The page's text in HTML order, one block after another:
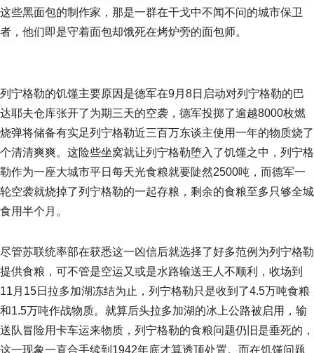
这些黑面包的制作家，那是一群在干戈中不闻不问的城市保卫
者，他们即是守着面包却饿死在烤炉旁的面包师。
列宁格勒的饥馑主要原因是德军在9月8日启动对列宁格勒的巴
达耶夫仓库张开了为期三天的空袭，德军投掷了逾越8000枚燃
烧弹将储备有实足列宁格勒近三百万东谈主使用一年的物质烧了
个清清爽爽。这险些坐窝就让列宁格勒堕入了饥馑之中，列宁格
勒作为一座大城市平日每天光食粮就要陡然2500吨，而德军一
轮空袭就烧掉了列宁格勒的一起存粮，剩余的食粮至多只够全城
食用半个月。
尽管苏联统率部在获悉这一凶信后就选择了好多范例为列宁格勒
提供食粮，可不管是空运又或是水路输送王人不顺利，收场到
11月15日拉多加湖冻结为止，列宁格勒只是收到了4.5万吨食粮
和1.5万吨作战物质。就算后头拉多加湖的冰上公路被启用，输
送队冒险用卡车运来物质，列宁格勒的食粮问题仍旧是垂死的，
这一现象一直合手续到1942年底才算透顶处置。而在饥馑问题